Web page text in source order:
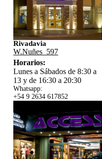
Rivadavia
W.Nuñes 597
Horarios:
Lunes a Sábados de 8:30 a
13 y de 16:30 a 20:30
Whatsapp:
+54 9 2634 617852